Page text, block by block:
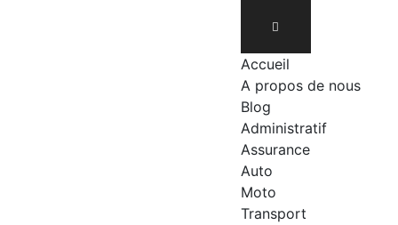
Accueil
A propos de nous
Blog
Administratif
Assurance
Auto
Moto
Transport